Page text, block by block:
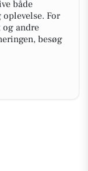
både
For
andre
besøg